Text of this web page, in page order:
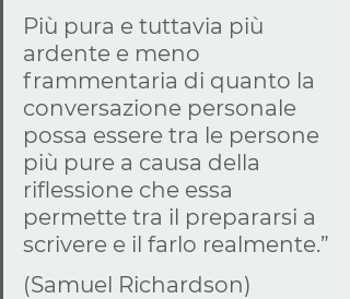
Più pura e tuttavia più
ardente e meno
frammentaria di quanto la
conversazione personale
possa essere tra le persone
più pure a causa della
riflessione che essa
permette tra il prepararsi a
scrivere e il farlo realmente.”
(Samuel Richardson)